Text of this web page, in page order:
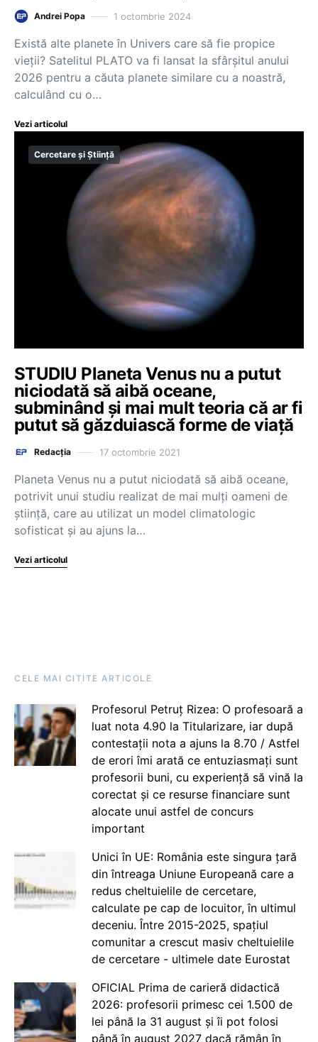
Andrei Popa 1 octombrie 2024
Există alte planete în Univers care să fie propice
vieții? Satelitul PLATO va fi lansat la sfârșitul anului
2026 pentru a căuta planete similare cu a noastră,
calculând cu o…
Vezi articolul
Cercetare și Știință
STUDIU Planeta Venus nu a putut
niciodată să aibă oceane,
subminând și mai mult teoria că ar fi
putut să găzduiască forme de viață
Redacția 17 octombrie 2021
Planeta Venus nu a putut niciodată să aibă oceane,
potrivit unui studiu realizat de mai mulţi oameni de
ştiinţă, care au utilizat un model climatologic
sofisticat şi au ajuns la…
Vezi articolul
CELE MAI CITITE ARTICOLE
Profesorul Petruț Rizea: O profesoară a
luat nota 4.90 la Titularizare, iar după
contestații nota a ajuns la 8.70 / Astfel
de erori îmi arată ce entuziasmați sunt
profesorii buni, cu experiență să vină la
corectat și ce resurse financiare sunt
alocate unui astfel de concurs
important
Unici în UE: România este singura țară
din întreaga Uniune Europeană care a
redus cheltuielile de cercetare,
calculate pe cap de locuitor, în ultimul
deceniu. Între 2015-2025, spațiul
comunitar a crescut masiv cheltuielile
de cercetare - ultimele date Eurostat
OFICIAL Prima de carieră didactică
2026: profesorii primesc cei 1.500 de
lei până la 31 august și îi pot folosi
până în august 2027 dacă rămân în